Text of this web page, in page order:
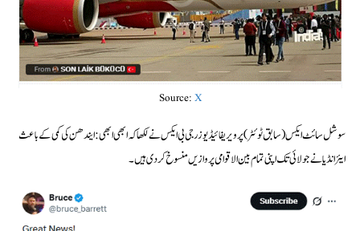
Source: X
سوشل سائٹ ایکس (سابق ٹوئٹر) پر ویریفائیڈ یوزر جی بی ایکس نے لکھا کہ ابھی ابھی: ایندھن کی کمی کے باعث
ایئر انڈیا نے جولائی تک اپنی تمام بین الاقوامی پروازیں منسوخ کر دی ہیں۔